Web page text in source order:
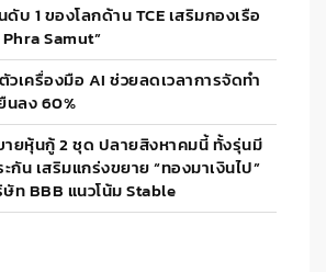
บ 1 ของโลกด้าน TCE เสริมกองเรือ
Samut”
เครื่องมือ AI ช่วยลดเวลาการจัดทำ
นลง 60%
ายหุ้นกู้ 2 ชุด ปลายสิงหาคมนี้ ทั้งรุ่นมี
กัน เสริมแกร่งขยาย “ทองมาเงินไป”
ท BBB แนวโน้ม Stable